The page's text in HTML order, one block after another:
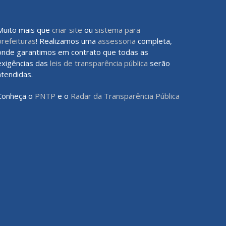
mais que criar site ou sistema para
! Realizamos uma assessoria completa,
garantimos em contrato que todas as
das leis de transparência pública serão
o PNTP e o Radar da Transparência Pública